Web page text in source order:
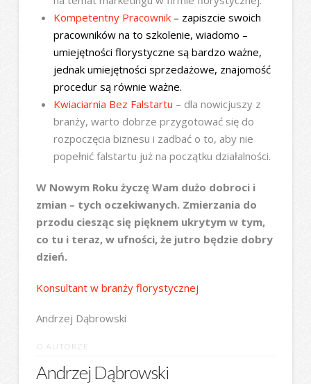
Kompetentny Pracownik– zapiszcie swoich
pracowników na to szkolenie, wiadomo –
umiejętności florystyczne są bardzo ważne,
jednak umiejętności sprzedażowe, znajomość
procedur są równie ważne.
Kwiaciarnia Bez Falstartu – dla nowicjuszy z
branży, warto dobrze przygotować się do
rozpoczęcia biznesu i zadbać o to, aby nie
popełnić falstartu już na początku działalności.
W Nowym Roku życzę Wam dużo dobroci i
zmian – tych oczekiwanych. Zmierzania do
przodu ciesząc się pięknem ukrytym w tym,
co tu i teraz, w ufności, że jutro będzie dobry
dzień.
Konsultant w branży florystycznej
Andrzej Dąbrowski
O AUTORZE
Andrzej Dąbrowski